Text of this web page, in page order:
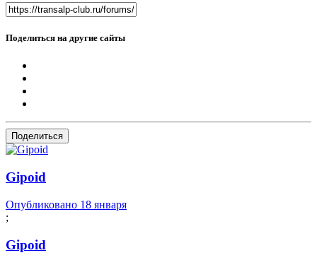
Поделиться на другие сайты
Поделиться
Gipoid
Опубликовано 18 января
;
Gipoid